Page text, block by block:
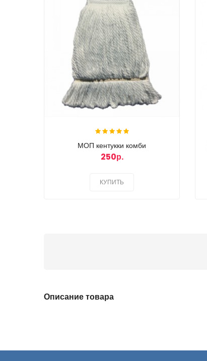
МОП кентукки комби
250р.
КУПИТЬ
Описание товара